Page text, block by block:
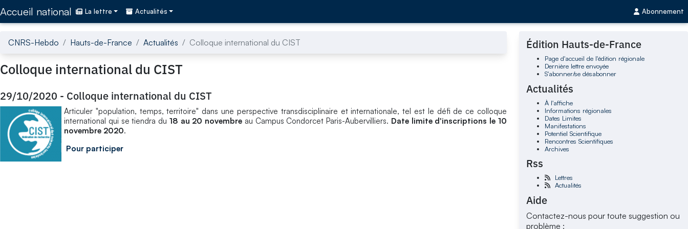
Accueil national La lettre Actualités Abonnement
CNRS-Hebdo Hauts-de-France Actualités Colloque international du CIST
Colloque international du CIST
29/10/2020 - Colloque international du CIST
Articuler "population, temps, territoire" dans une perspective transdisciplinaire et internationale, tel est le défi de ce colloque
international qui se tiendra du 18 au 20 novembre au Campus Condorcet Paris-Aubervilliers. Date limite d'inscriptions le 10
novembre 2020.
Pour participer
Édition Hauts-de-France
Page d'accueil de l'édition régionale
Dernière lettre envoyée
S'abonner/se désabonner
Actualités
À l'affiche
Informations régionales
Dates Limites
Manifestations
Potentiel Scientifique
Rencontres Scientifiques
Archives
Rss
Lettres
Actualités
Aide
Contactez-nous pour toute suggestion ou
problème :